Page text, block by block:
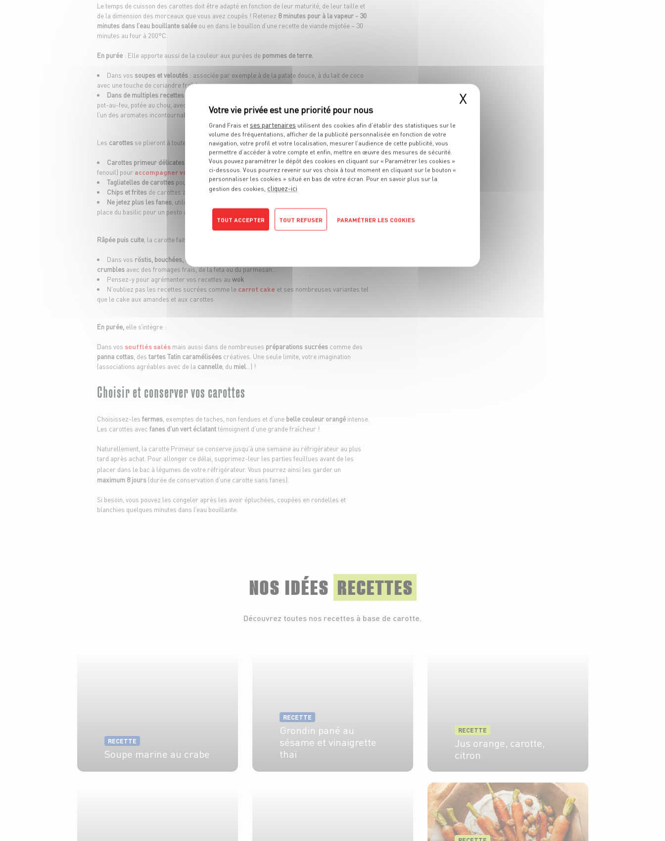
Le temps de cuisson des carottes doit être adapté en fonction de leur maturité, de leur taille et
de la dimension des morceaux que vous avez coupés ! Retenez 8 minutes pour à la vapeur - 30
minutes dans l’eau bouillante salée ou en dans le bouillon d’une recette de viande mijotée – 30
minutes au four à 200°C.
En purée : Elle apporte aussi de la couleur aux purées de pommes de terre.
Dans vos soupes et veloutés: associée par exemple à de la patate douce, à du lait de coco
avec une touche de coriandre fraîche…
Dans de multiples recettes traditionnelles
pot-au-feu, potée au chou, avec des lentilles et des lardons, gratins de légumes… Le thym est
l’un des aromates incontournables avec la carotte.
Les carottes se plieront à toutes vos exigences de présentation :
Carottes primeur délicates glacées à la poêleou enbrunoise(avec rutabaga, navets,
fenouil) pour accompagner vos poissons blancs , vos crustacés en sauce !
Tagliatelles de carottespour une présentation originale dans vos assiettes !
Chips et frites de carottes au four pour l’apéritif, le brunch ou l’accompagnement d’un plat
Ne jetez plus les fanes, utilisez-les lavées et émincées pour agrémenter vos plats ou à la
place du basilic pour un pesto après les avoir blanchies.
Râpée puis cuite , la carotte fait merveille :
Dans vos röstis, bouchées, croquettes de légumes, tartes fines
crumbles avec des fromages frais, de la feta ou du parmesan…
Pensez-y pour agrémenter vos recettes au wok
N’oubliez pas les recettes sucrées comme le carrot cake et ses nombreuses variantes tel
que le cake aux amandes et aux carottes
En purée, elle s’intègre :
Dans vos soufflés salés mais aussi dans de nombreuses préparations sucrées comme des
panna cottas , des tartes Tatin caramélisées créatives. Une seule limite, votre imagination
(associations agréables avec de la cannelle , du miel …) !
Choisir et conserver vos carottes
Choisissez-les fermes , exemptes de taches, non fendues et d’une belle couleur orangé intense.
Les carottes avec fanes d’un vert éclatanttémoignent d’une grande fraîcheur !
Naturellement, la carotte Primeur se conserve jusqu’à une semaine au réfrigérateur au plus
tard après achat. Pour allonger ce délai, supprimez-leur les parties feuillues avant de les
placer dans le bac à légumes de votre réfrigérateur. Vous pourrez ainsi les garder un
maximum 8 jours (durée de conservation d’une carotte sans fanes).
Si besoin, vous pouvez les congeler après les avoir épluchées, coupées en rondelles et
blanchies quelques minutes dans l’eau bouillante.
NOS IDÉES RECETTES
Découvrez toutes nos recettes à base de carotte.
RECETTE
Soupe marine au crabe
RECETTE
Grondin pané au
sésame et vinaigrette
thaï
RECETTE
Jus orange, carotte,
citron
X
Grand Frais et ses partenaires utilisent des cookies afin d’établir des statistiques sur le
volume des fréquentations, afficher de la publicité personnalisée en fonction de votre
navigation, votre profil et votre localisation, mesurer l’audience de cette publicité, vous
permettre d’accéder à votre compte et enfin, mettre en œuvre des mesures de sécurité.
Vous pouvez paramétrer le dépôt des cookies en cliquant sur « Paramétrer les cookies »
ci-dessous. Vous pourrez revenir sur vos choix à tout moment en cliquant sur le bouton «
personnaliser les cookies » situé en bas de votre écran. Pour en savoir plus sur la
gestion des cookies, cliquez-ici
TOUT ACCEPTER TOUT REFUSER PARAMÉTRER LES COOKIES